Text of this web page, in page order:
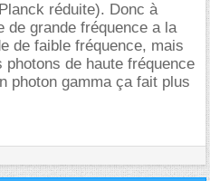
réduite). Donc à
de grande fréquence a la
de faible fréquence, mais
de haute fréquence
photon gamma ça fait plus